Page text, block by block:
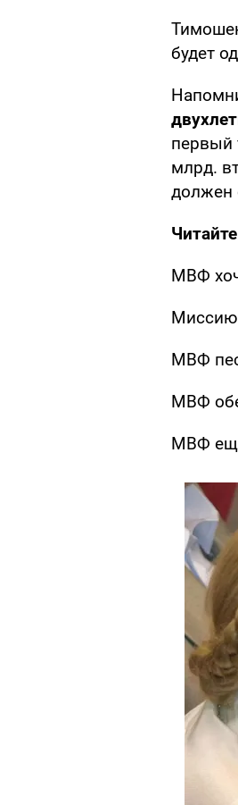
будет
первый
млрд.
должен
МВФ
МВФ
МВФ
МВФ